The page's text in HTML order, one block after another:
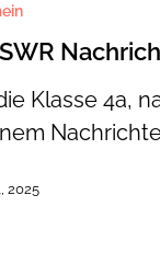
Klasse 4a,
2025